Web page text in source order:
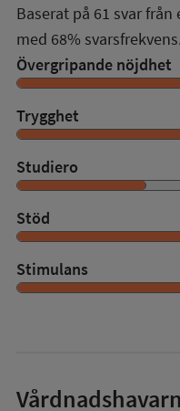
Baserat på 61 svar från
med 68%
Övergripande nöjdhet
Trygghet
Studiero
Stöd
Stimulans